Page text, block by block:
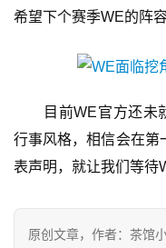
金
7
月
3
0
希望下个赛季WE的阵
目前WE官方还未就
行事风格，相信会在第
表声明，就让我们等待
原创文章，作者：茶馆